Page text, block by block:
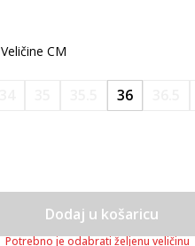
Veličine CM
36
Dodaj u košaricu
Potrebno je odabrati željenu veličinu